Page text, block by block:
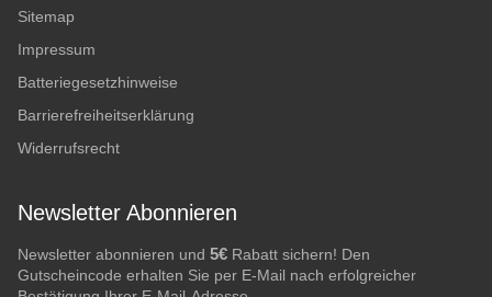
Sitemap
Impressum
Batteriegesetzhinweise
Barrierefreiheitserklärung
Widerrufsrecht
Newsletter Abonnieren
Newsletter abonnieren und 5€ Rabatt sichern! Den
Gutscheincode erhalten Sie per E-Mail nach erfolgreicher